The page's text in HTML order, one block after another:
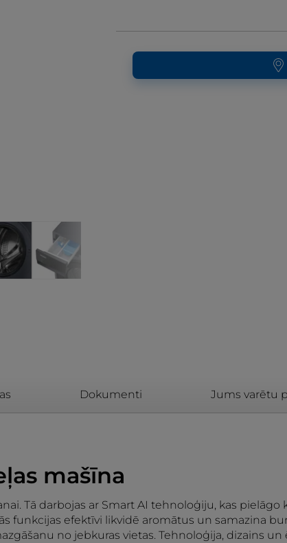
Dokumenti Jums varētu
mašīna
Tā darbojas ar Smart AI tehnoloģiju, kas
efektīvi likvidē aromātus un samazina
no jebkuras vietas. Tehnoloģija, dizains un